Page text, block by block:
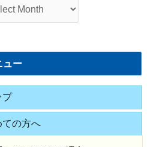
ュー
プ
ての方へ